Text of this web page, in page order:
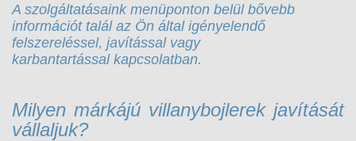
A szolgáltatásaink menüponton belül bővebb
információt talál az Ön által igényelendő
felszereléssel, javítással vagy
karbantartással kapcsolatban.
Milyen márkájú villanybojlerek javítását
vállaljuk?